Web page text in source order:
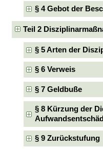
§ 4 Gebot der
Teil 2
§ 5 Arten der
§ 6 Verweis
§ 7 Geldbuße
§ 8 Kürzung der
§ 9 Zurückstufung